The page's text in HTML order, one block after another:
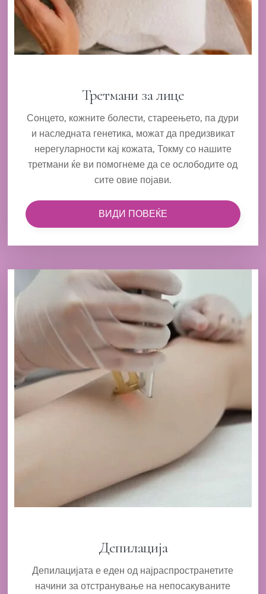
Третмани за лице
Сонцето, кожните болести, стареењето, па дури
и наследната генетика, можат да предизвикат
нерегуларности кај кожата, Токму со нашите
третмани ќе ви помогнеме да се ослободите од
сите овие појави.
ВИДИ ПОВЕЌЕ
Депилација
Депилацијата е еден од најраспространетите
начини за отстранување на непосакуваните